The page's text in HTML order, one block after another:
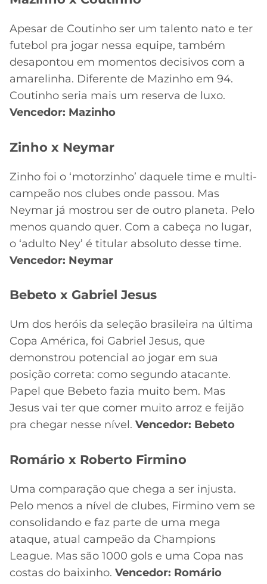
Apesar de Coutinho ser um talento nato e ter
futebol pra jogar nessa equipe, também
desapontou em momentos decisivos com a
amarelinha. Diferente de Mazinho em 94.
Coutinho seria mais um reserva de luxo.
Vencedor: Mazinho
Zinho x Neymar
Zinho foi o ‘motorzinho’ daquele time e multi-
campeão nos clubes onde passou. Mas
Neymar já mostrou ser de outro planeta. Pelo
menos quando quer. Com a cabeça no lugar,
o ‘adulto Ney’ é titular absoluto desse time.
Vencedor: Neymar
Bebeto x Gabriel Jesus
Um dos heróis da seleção brasileira na última
Copa América, foi Gabriel Jesus, que
demonstrou potencial ao jogar em sua
posição correta: como segundo atacante.
Papel que Bebeto fazia muito bem. Mas
Jesus vai ter que comer muito arroz e feijão
pra chegar nesse nível. Vencedor: Bebeto
Romário x Roberto Firmino
Uma comparação que chega a ser injusta.
Pelo menos a nível de clubes, Firmino vem se
consolidando e faz parte de uma mega
ataque, atual campeão da Champions
League. Mas são 1000 gols e uma Copa nas
costas do baixinho. Vencedor: Romário